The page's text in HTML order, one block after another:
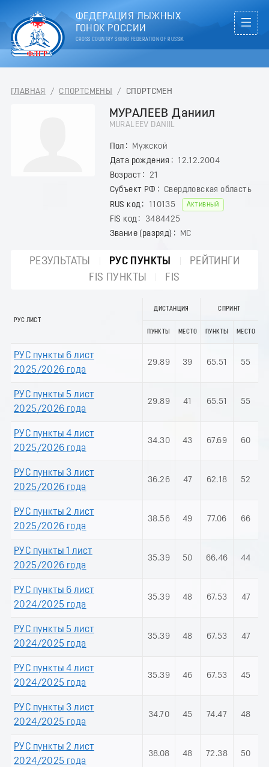
ФЕДЕРАЦИЯ ЛЫЖНЫХ
ГОНОК РОССИИ
CROSS COUNTRY SKIING FEDERATION OF RUSSIA
ГЛАВНАЯ / СПОРТСМЕНЫ / СПОРТСМЕН
МУРАЛЕЕВ Даниил
MURALEEV DANIIL
Пол
Мужской
Дата рождения
12.12.2004
Возраст
21
Субъект РФ
Свердловская область
RUS код
110135 Активный
FIS код
3484425
Звание (разряд)
МС
РЕЗУЛЬТАТЫ РУС ПУНКТЫ
РЕЙТИНГИ
FIS ПУНКТЫ
FIS
РУС ЛИСТ
ДИСТАНЦИЯ СПРИНТ
ПУНКТЫ МЕСТО ПУНКТЫ МЕСТО
РУС пункты 6 лист
2025/2026 года
29.89 39 65.51 55
РУС пункты 5 лист
2025/2026 года
29.89 41 65.51 55
РУС пункты 4 лист
2025/2026 года
34.30 43 67.69 60
РУС пункты 3 лист
2025/2026 года
36.26 47 62.18 52
РУС пункты 2 лист
2025/2026 года
38.56 49 77.06 66
РУС пункты 1 лист
2025/2026 года
35.39 50 66.46 44
РУС пункты 6 лист
2024/2025 года
35.39 48 67.53 47
РУС пункты 5 лист
2024/2025 года
35.39 48 67.53 47
РУС пункты 4 лист
2024/2025 года
35.39 46 67.53 45
РУС пункты 3 лист
2024/2025 года
34.70 45 74.47 48
РУС пункты 2 лист
2024/2025 года
38.08 48 72.38 50